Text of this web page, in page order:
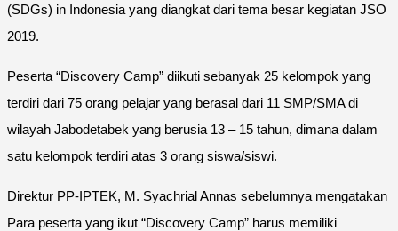
(SDGs) in Indonesia yang diangkat dari tema besar kegiatan JSO
2019.
Peserta “Discovery Camp” diikuti sebanyak 25 kelompok yang
terdiri dari 75 orang pelajar yang berasal dari 11 SMP/SMA di
wilayah Jabodetabek yang berusia 13 – 15 tahun, dimana dalam
satu kelompok terdiri atas 3 orang siswa/siswi.
Direktur PP-IPTEK, M. Syachrial Annas sebelumnya mengatakan
Para peserta yang ikut “Discovery Camp” harus memiliki